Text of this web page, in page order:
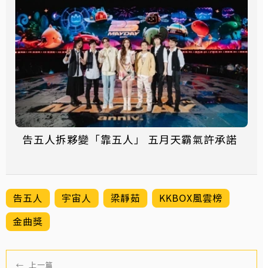
告五人拆夥變「靠五人」 五月天霸氣許承諾
告五人 宇宙人 梁靜茹
KKBOX風雲榜
金曲獎
← 上一篇